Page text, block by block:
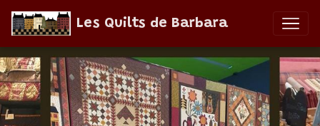
Les Quilts de Barbara